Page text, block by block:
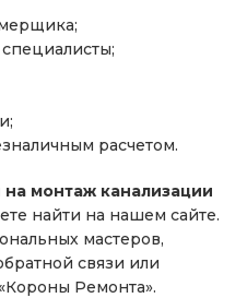
расчетом.
монтаж канализации
найти на нашем сайте.
мастеров,
связи или
Ремонта».